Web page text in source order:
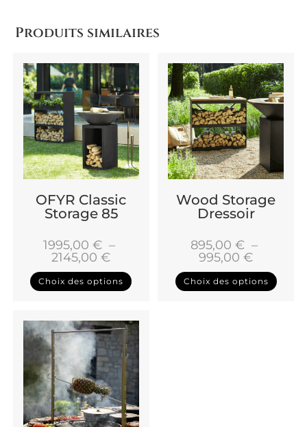
Produits similaires
OFYR Classic
Storage 85
1995,00€ –
2145,00€
Choix des options
Wood Storage
Dressoir
895,00€ –
995,00€
Choix des options